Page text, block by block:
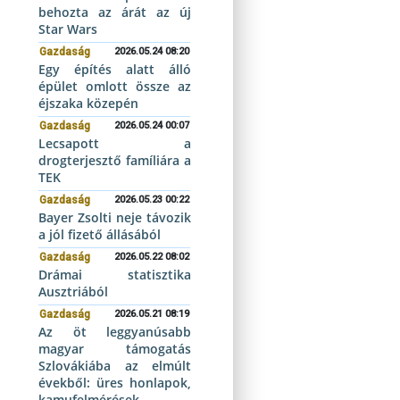
behozta az árát az új
Star Wars
Gazdaság 2026.05.24 08:20
Egy építés alatt álló
épület omlott össze az
éjszaka közepén
Gazdaság 2026.05.24 00:07
Lecsapott a
drogterjesztő famíliára a
TEK
Gazdaság 2026.05.23 00:22
Bayer Zsolti neje távozik
a jól fizető állásából
Gazdaság 2026.05.22 08:02
Drámai statisztika
Ausztriából
Gazdaság 2026.05.21 08:19
Az öt leggyanúsabb
magyar támogatás
Szlovákiába az elmúlt
évekből: üres honlapok,